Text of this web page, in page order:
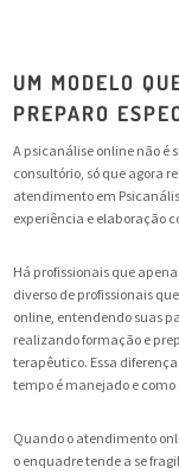
UM MODELO
PREPARO
A psicanálise online não é
consultório, só que agora
atendimento em
experiência e elaboração
Há profissionais que
diverso de profissionais
online, entendendo suas
realizando formação e
terapêutico. Essa
tempo é manejado e como
Quando o atendimento
o enquadre tende a se